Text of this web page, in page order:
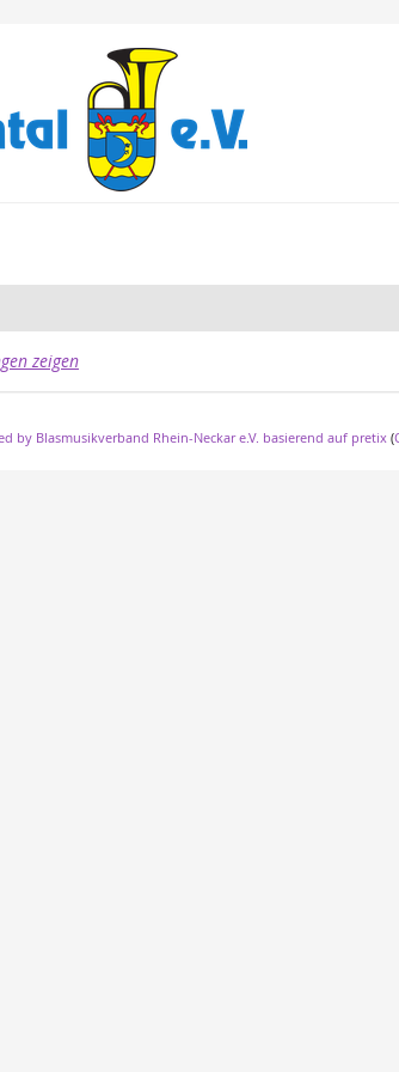
zeigen
by Blasmusikverband Rhein-Neckar e.V. basierend auf pretix (